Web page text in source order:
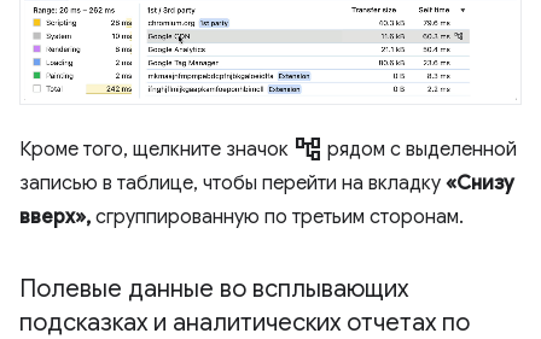
Кроме того, щелкните значок account_tree рядом с выделенной
записью в таблице, чтобы перейти на вкладку «Снизу
вверх», сгруппированную по третьим сторонам.
Полевые данные во всплывающих
подсказках и аналитических отчетах по